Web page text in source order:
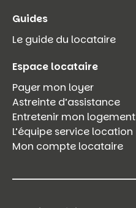
Guides
Le guide du locataire
Espace locataire
Payer mon loyer
Astreinte d’assistance
Entretenir mon logement
L’équipe service location
Mon compte locataire